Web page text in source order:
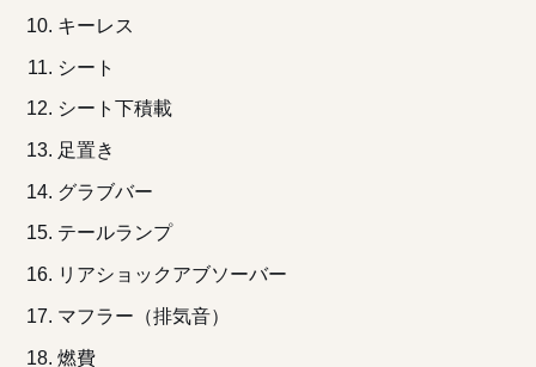
キーレス
シート
シート下積載
足置き
グラブバー
テールランプ
リアショックアブソーバー
マフラー（排気音）
燃費